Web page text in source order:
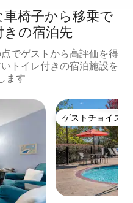
椅子から移乗で
の宿泊先
でゲストから高評価を得
トイレ付きの宿泊施設を
ます
ゲストチョイス
ゲストチョイス